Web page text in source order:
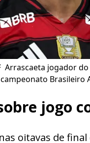
Arrascaeta jogador
Brasileiro
jogo
oitavas de